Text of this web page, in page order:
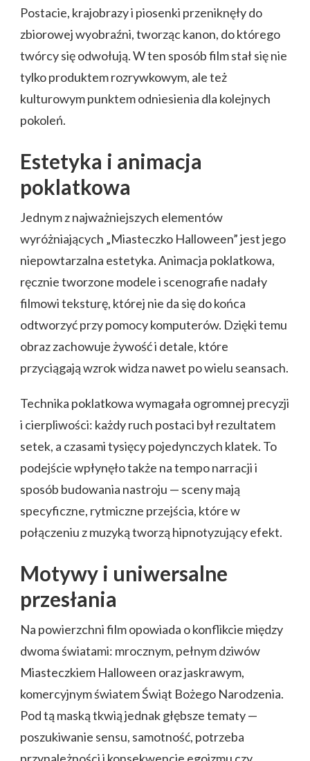
Postacie, krajobrazy i piosenki przeniknęły do
zbiorowej wyobraźni, tworząc kanon, do którego
twórcy się odwołują. W ten sposób film stał się nie
tylko produktem rozrywkowym, ale też
kulturowym punktem odniesienia dla kolejnych
pokoleń.
Estetyka i animacja
poklatkowa
Jednym z najważniejszych elementów
wyróżniających „Miasteczko Halloween” jest jego
niepowtarzalna estetyka. Animacja poklatkowa,
ręcznie tworzone modele i scenografie nadały
filmowi teksturę, której nie da się do końca
odtworzyć przy pomocy komputerów. Dzięki temu
obraz zachowuje żywość i detale, które
przyciągają wzrok widza nawet po wielu seansach.
Technika poklatkowa wymagała ogromnej precyzji
i cierpliwości: każdy ruch postaci był rezultatem
setek, a czasami tysięcy pojedynczych klatek. To
podejście wpłynęło także na tempo narracji i
sposób budowania nastroju — sceny mają
specyficzne, rytmiczne przejścia, które w
połączeniu z muzyką tworzą hipnotyzujący efekt.
Motywy i uniwersalne
przesłania
Na powierzchni film opowiada o konflikcie między
dwoma światami: mrocznym, pełnym dziwów
Miasteczkiem Halloween oraz jaskrawym,
komercyjnym światem Świąt Bożego Narodzenia.
Pod tą maską tkwią jednak głębsze tematy —
poszukiwanie sensu, samotność, potrzeba